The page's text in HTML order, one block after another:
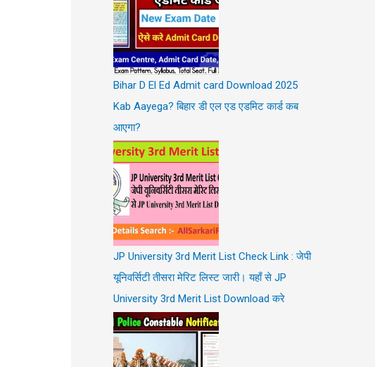
Bihar D El Ed Admit card Download 2025
Kab Aayega? बिहार डी एल एड एडमिट कार्ड कब
आएगा?
JP University 3rd Merit List Check Link : जेपी
यूनिवर्सिटी तीसरा मेरिट लिस्ट जारी। यहाँ से JP
University 3rd Merit List Download करे